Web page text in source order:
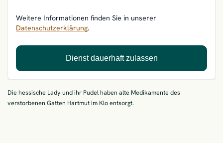
Weitere Informationen finden Sie in unserer
Datenschutzerklärung.
Dienst dauerhaft zulassen
Die hessische Lady und ihr Pudel haben alte Medikamente des
verstorbenen Gatten Hartmut im Klo entsorgt.